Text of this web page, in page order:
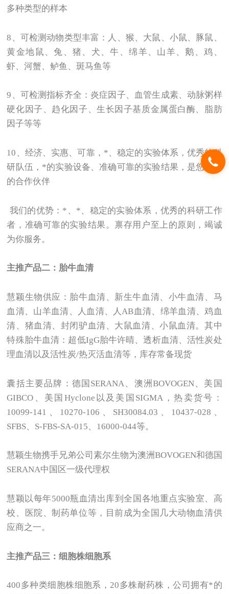
多种类型的样本
8 、可检测动物类型丰富：人、猴、大鼠、小鼠、豚鼠、
黄金地鼠、兔、猪、犬、牛、绵羊、山羊、鹅、鸡、
虾、河蟹、鲈鱼、斑马鱼等
9 、可检测指标齐全：炎症因子、血管生成素、动脉粥样
硬化因子、趋化因子、生长因子基质金属蛋白酶、脂肪
因子等等
10 、经济、实惠、可靠，*、稳定的实验体系，优秀的科
研队伍，*的实验设备、准确可靠的实验结果，是您可靠
的合作伙伴
我们的优势：*、*、稳定的实验体系，优秀的科研工作
者，准确可靠的实验结果。禀存用户至上的原则，竭诚
为你服务。
主推产品二：胎牛血清
慧颖生物供应：胎牛血清、新生牛血清、小牛血清、马
血清、山羊血清、人血清、人AB血清、绵羊血清、鸡血
清、猪血清、封闭驴血清、大鼠血清、小鼠血清。其中
特殊胎牛血清：超低IgG胎牛许晴、透析血清、活性炭处
理血清以及活性炭/热灭活血清等，库存常备现货
囊括主要品牌：德国SERANA、澳洲BOVOGEN、美国
GIBCO、美国Hyclone以及美国SIGMA，热卖货号：
10099-141、10270-106、SH30084.03、10437-028、
SFBS、S-FBS-SA-015、16000-044等。
慧颖生物携手兄弟公司素尔生物为澳洲BOVOGEN和德国
SERANA中国区一级代理权
慧颖以每年5000瓶血清出库到全国各地重点实验室、高
校、医院、制药单位等，目前成为全国几大动物血清供
应商之一。
主推产品三：细胞株细胞系
400多种类细胞株细胞系，20多株耐药株，公司拥有*的